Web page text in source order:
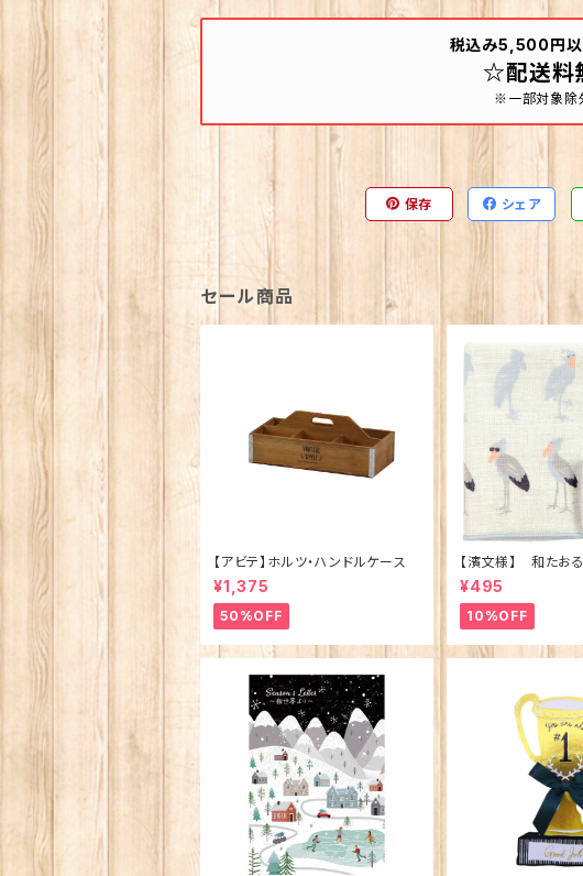
税込み5,500円以
☆配送料
※一部対象除
保存 シェア
セール商品
【アビテ】ホルツ・ハンドルケース
¥1,375
50%OFF
【濱文様】 和たお
ュ ごきげんハシビ
製)
¥495
10%OFF